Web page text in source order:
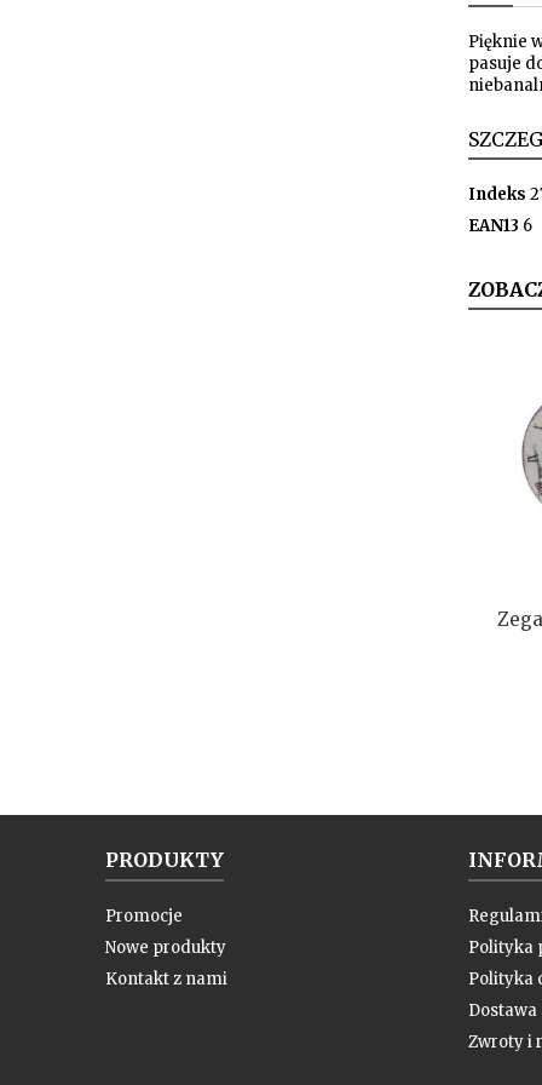
Pięknie
pasuje
Indeks
EAN13 6
PRODUKTY
Promocje
Nowe produkty
Kontakt z nami
Polityka
Polityka
Dostawa
Zwroty i